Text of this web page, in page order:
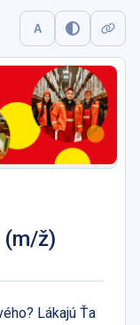
A
(m/ž)
Lákajú Ťa